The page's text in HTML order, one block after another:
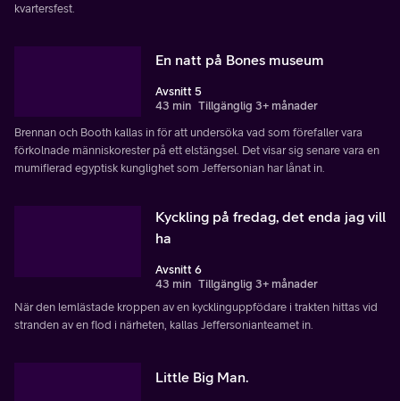
kvartersfest.
En natt på Bones museum
Avsnitt 5
43 min Tillgänglig 3+ månader
Brennan och Booth kallas in för att undersöka vad som förefaller vara
förkolnade människorester på ett elstängsel. Det visar sig senare vara en
mumifierad egyptisk kunglighet som Jeffersonian har lånat in.
Kyckling på fredag, det enda jag vill
ha
Avsnitt 6
43 min Tillgänglig 3+ månader
När den lemlästade kroppen av en kycklinguppfödare i trakten hittas vid
stranden av en flod i närheten, kallas Jeffersonianteamet in.
Little Big Man.